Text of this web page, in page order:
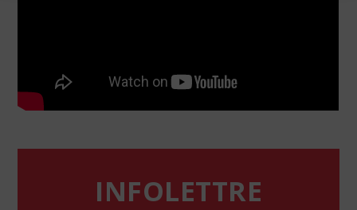
INFOLETTRE